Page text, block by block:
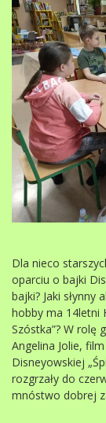
Dla nieco
oparciu o bajki
bajki? Jaki słynny
hobby ma 14letni
Szóstka”? W rolę
Angelina Jolie,
Disneyowskiej
rozgrzały do
mnóstwo dobrej